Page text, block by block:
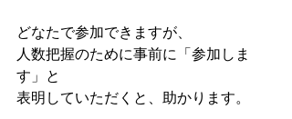
どなたで参加できますが、
人数把握のために事前に「参加しま
す」と
表明していただくと、助かります。